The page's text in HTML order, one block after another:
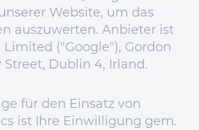
Website, um das
auszuwerten. Anbieter ist
("Google"), Gordon
Street, Dublin 4, Irland.
für den Einsatz von
ist Ihre Einwilligung gem.